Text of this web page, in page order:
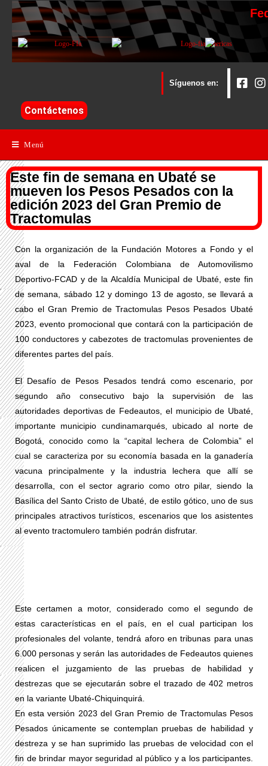
Síguenos en:
Contáctenos
Menú
Este fin de semana en Ubaté se
mueven los Pesos Pesados con la
edición 2023 del Gran Premio de
Tractomulas
Con la organización de la Fundación Motores a Fondo y el
aval de la Federación Colombiana de Automovilismo
Deportivo-FCAD y de la Alcaldía Municipal de Ubaté, este fin
de semana, sábado 12 y domingo 13 de agosto, se llevará a
cabo el Gran Premio de Tractomulas Pesos Pesados Ubaté
2023, evento promocional que contará con la participación de
100 conductores y cabezotes de tractomulas provenientes de
diferentes partes del país.
El Desafío de Pesos Pesados tendrá como escenario, por
segundo año consecutivo bajo la supervisión de las
autoridades deportivas de Fedeautos, el municipio de Ubaté,
importante municipio cundinamarqués, ubicado al norte de
Bogotá, conocido como la “capital lechera de Colombia” el
cual se caracteriza por su economía basada en la ganadería
vacuna principalmente y la industria lechera que allí se
desarrolla, con el sector agrario como otro pilar, siendo la
Basílica del Santo Cristo de Ubaté, de estilo gótico, uno de sus
principales atractivos turísticos, escenarios que los asistentes
al evento tractomulero también podrán disfrutar.
Este certamen a motor, considerado como el segundo de
estas características en el país, en el cual participan los
profesionales del volante, tendrá aforo en tribunas para unas
6.000 personas y serán las autoridades de Fedeautos quienes
realicen el juzgamiento de las pruebas de habilidad y
destrezas que se ejecutarán sobre el trazado de 402 metros
en la variante Ubaté-Chiquinquirá.
En esta versión 2023 del Gran Premio de Tractomulas Pesos
Pesados únicamente se contemplan pruebas de habilidad y
destreza y se han suprimido las pruebas de velocidad con el
fin de brindar mayor seguridad al público y a los participantes.